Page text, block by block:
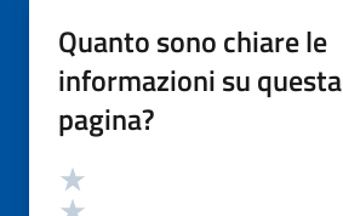
Quanto sono chiare le
informazioni su questa
pagina?
Valutazione